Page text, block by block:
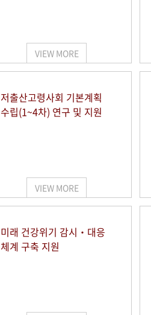
VIEW MORE
저출산고령사회 기본계획
수립(1~4차) 연구 및 지원
VIEW MORE
미래 건강위기 감시‧대응
체계 구축 지원